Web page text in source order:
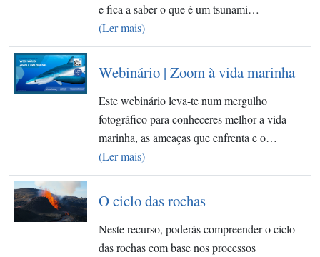
e fica a saber o que é um tsunami…
(Ler mais)
Webinário | Zoom à vida marinha
Este webinário leva-te num mergulho
fotográfico para conheceres melhor a vida
marinha, as ameaças que enfrenta e o…
(Ler mais)
O ciclo das rochas
Neste recurso, poderás compreender o ciclo
das rochas com base nos processos